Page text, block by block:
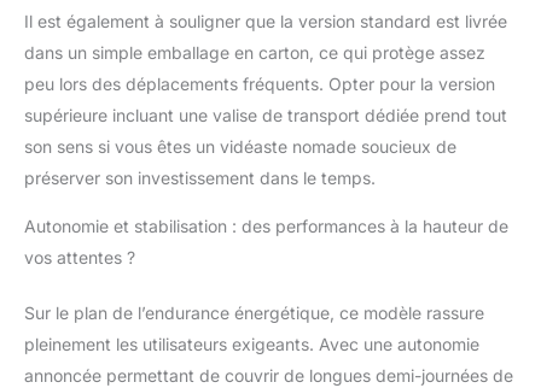
de vue en mouvement
ou à faible angle. 【14h
d’autonomie & charge
rapide 18W】Ce
stabilisateur gimbal
offre jusqu’à 14 heures
prend en charge la
charge rapide 18 W,
parfait pour les
création de contenu
intensive sans
interruption.
Il est également à souligner que la version standard est livrée
dans un simple emballage en carton, ce qui protège assez
peu lors des déplacements fréquents. Opter pour la version
supérieure incluant une valise de transport dédiée prend tout
son sens si vous êtes un vidéaste nomade soucieux de
préserver son investissement dans le temps.
Autonomie et stabilisation : des performances à la hauteur de
vos attentes ?
Sur le plan de l’endurance énergétique, ce modèle rassure
pleinement les utilisateurs exigeants. Avec une autonomie
annoncée permettant de couvrir de longues demi-journées de